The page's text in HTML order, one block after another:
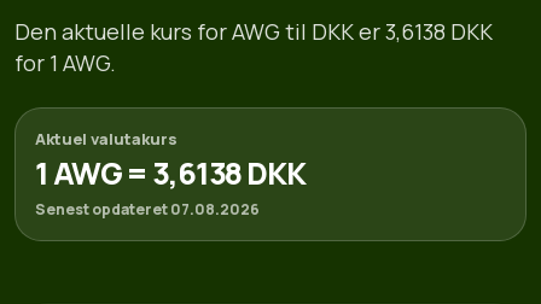
Den aktuelle kurs for AWG til DKK er 3,6138 DKK
for 1 AWG.
Aktuel valutakurs
1 AWG = 3,6138 DKK
Senest opdateret 07.08.2026